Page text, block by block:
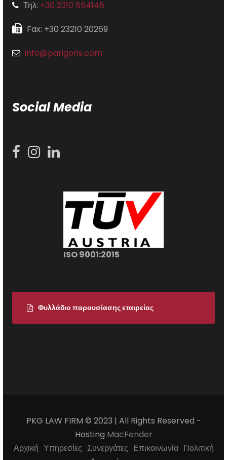
Τηλ: +30 2310 554145
Fax: +30 23210 20269
info@parigoris.com
Social Media
ISO 9001:2015
Φυλλάδιο παρουσίασης εταιρείας
PKG LAW FIRM © 2023 | All Rights Reserved -
Hosting MacFender
Αρχική Υπηρεσίες Συνεργάτες Επικοινωνία Πολιτική